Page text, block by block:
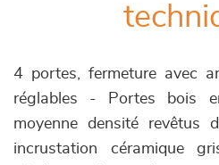
4 portes, fermeture avec
réglables - Portes bois
moyenne densité revêtus
incrustation céramique